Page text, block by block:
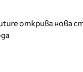
открива нова